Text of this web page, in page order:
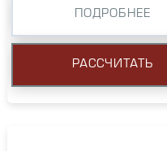
ПОДРОБНЕЕ
РАССЧИТАТЬ